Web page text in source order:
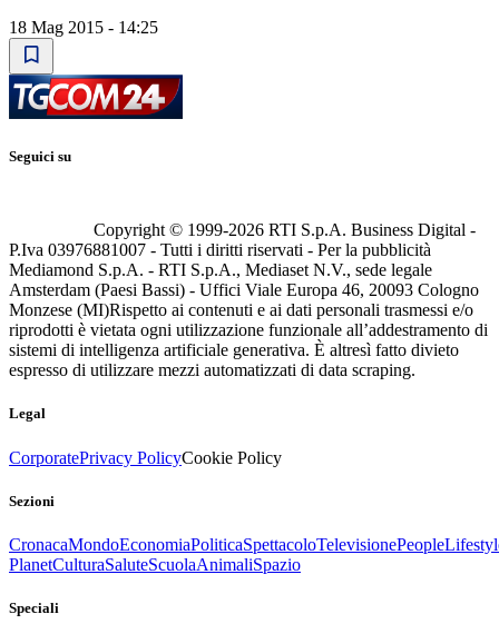
18 Mag 2015 - 14:25
Seguici su
Copyright © 1999-2026 RTI S.p.A. Business Digital -
P.Iva 03976881007 - Tutti i diritti riservati - Per la pubblicità
Mediamond S.p.A. - RTI S.p.A., Mediaset N.V., sede legale
Amsterdam (Paesi Bassi) - Uffici Viale Europa 46, 20093 Cologno
Monzese (MI)Rispetto ai contenuti e ai dati personali trasmessi e/o
riprodotti è vietata ogni utilizzazione funzionale all’addestramento di
sistemi di intelligenza artificiale generativa. È altresì fatto divieto
espresso di utilizzare mezzi automatizzati di data scraping.
Legal
CorporatePrivacy PolicyCookie Policy
Sezioni
CronacaMondoEconomiaPoliticaSpettacoloTelevisionePeople
PlanetCulturaSaluteScuolaAnimaliSpazio
Speciali